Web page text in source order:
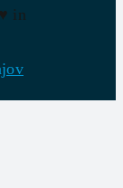
♥ in